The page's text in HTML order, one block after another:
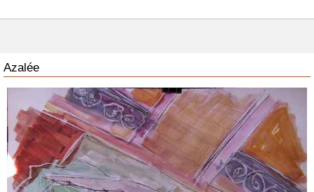
Azalée